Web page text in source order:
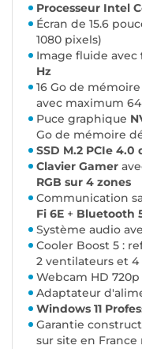
Processeur Intel
Écran de 15.6
1080 pixels)
Image fluide avec
Hz
16 Go de
avec maximum
Puce graphique
Go de mémoire
SSD M.2 PCIe 4.0
Clavier Gamer
RGB sur 4 zones
Communication
Fi 6E + Bluetooth
Système audio
Cooler Boost 5 :
2 ventilateurs et 4
Webcam HD
Adaptateur
Windows 11
Garantie
sur site en